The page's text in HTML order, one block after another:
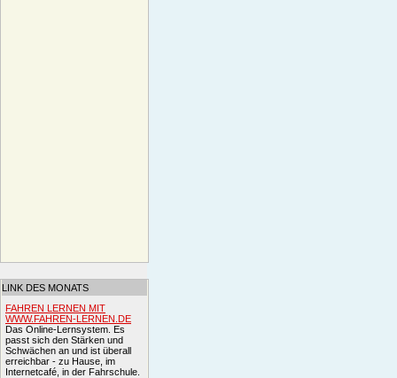
LINK DES MONATS
FAHREN LERNEN MIT
WWW.FAHREN-LERNEN.DE
Das Online-Lernsystem. Es
passt sich den Stärken und
Schwächen an und ist überall
erreichbar - zu Hause, im
Internetcafé, in der Fahrschule.